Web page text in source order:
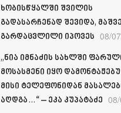
ხობისწყალში შვილის
გადასარჩენად შევიდა,
გარდაცვლილი იპოვეს 08/
„ნია იმნაძის სახლში
მოსასმენი იყო
მისი ტელეფონიდან
აღდგა…“ – ეკა კუპატაძე